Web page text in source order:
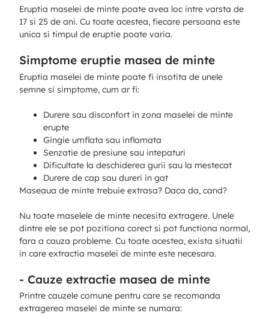
Eruptia maselei de minte poate avea loc intre varsta de
17 si 25 de ani. Cu toate acestea, fiecare persoana este
unica si timpul de eruptie poate varia.
Simptome eruptie masea de minte
Eruptia maselei de minte poate fi insotita de unele
semne si simptome, cum ar fi:
Durere sau disconfort in zona maselei de minte
erupte
Gingie umflata sau inflamata
Senzatie de presiune sau intepaturi
Dificultate la deschiderea gurii sau la mestecat
Durere de cap sau dureri in gat
Maseaua de minte trebuie extrasa? Daca da, cand?
Nu toate maselele de minte necesita extragere. Unele
dintre ele se pot pozitiona corect si pot functiona normal,
fara a cauza probleme. Cu toate acestea, exista situatii
in care extractia maselei de minte este necesara.
- Cauze extractie masea de minte
Printre cauzele comune pentru care se recomanda
extragerea maselei de minte se numara: